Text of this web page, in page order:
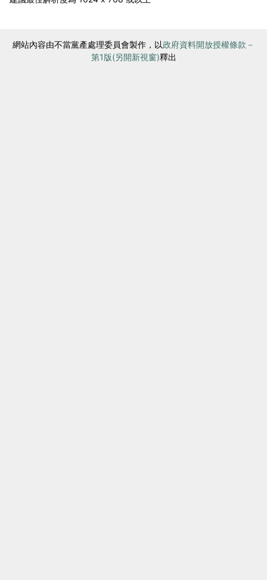
網站內容由不當黨產處理委員會製作，以政府資料開放授權條款－
第1版(另開新視窗)釋出